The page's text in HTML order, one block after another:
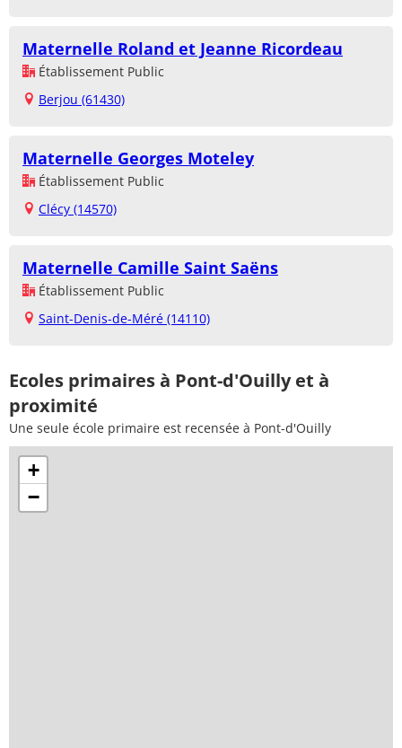
Maternelle Roland et Jeanne Ricordeau
Établissement Public
Berjou (61430)
Maternelle Georges Moteley
Établissement Public
Clécy (14570)
Maternelle Camille Saint Saëns
Établissement Public
Saint-Denis-de-Méré (14110)
Ecoles primaires à Pont-d'Ouilly et à
proximité
Une seule école primaire est recensée à Pont-d'Ouilly
+
−